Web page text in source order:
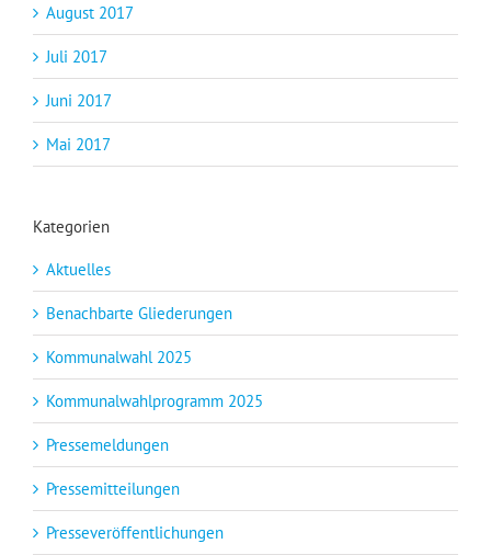
August 2017
Juli 2017
Juni 2017
Mai 2017
Kategorien
Aktuelles
Benachbarte Gliederungen
Kommunalwahl 2025
Kommunalwahlprogramm 2025
Pressemeldungen
Pressemitteilungen
Presseveröffentlichungen